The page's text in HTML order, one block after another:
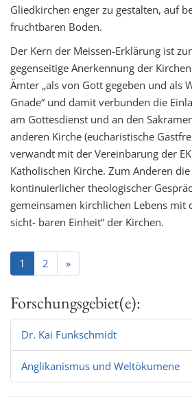
Gliedkirchen enger zu gestalten, auf
fruchtbaren Boden.
Der Kern der Meissen-Erklärung ist
gegenseitige Anerkennung der
Ämter „als von Gott gegeben und als
Gnade“ und damit verbunden die
am Gottesdienst und an den
anderen Kirche (eucharistische
verwandt mit der Vereinbarung der
Katholischen Kirche. Zum Anderen
kontinuierlicher theologischer
gemeinsamen kirchlichen Lebens mit
sicht- baren Einheit“ der Kirchen.
1 2 »
Forschungsgebiet(e):
Dr. Kai Funkschmidt
Anglikanismus und Weltökumene